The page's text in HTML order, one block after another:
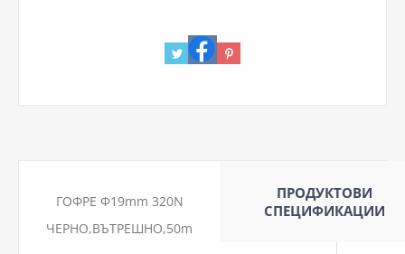
ГОФРЕ Ф19mm 320N
ЧЕРНО,ВЪТРЕШНО,50m
ПРОДУКТОВИ
СПЕЦИФИКАЦИИ